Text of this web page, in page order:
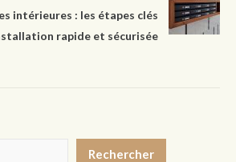
intérieures : les étapes clés
rapide et sécurisée
Rechercher